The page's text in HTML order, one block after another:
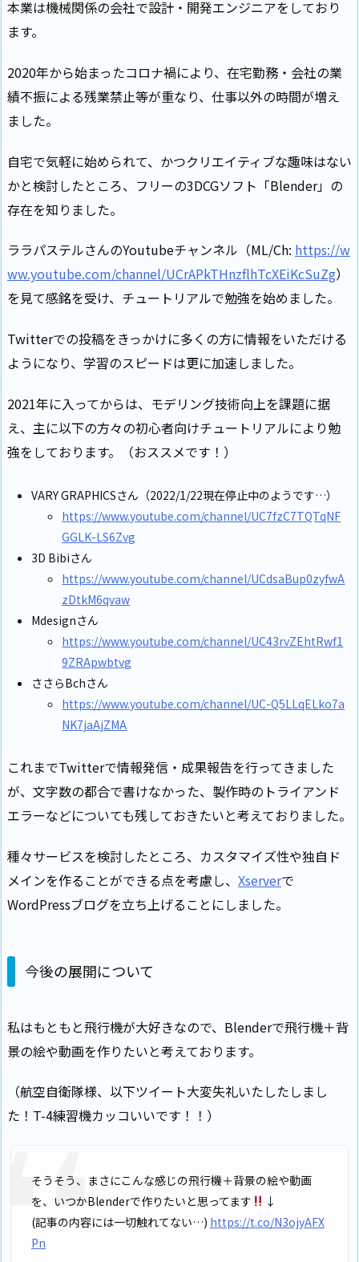
本業は機械関係の会社で設計・開発エンジニアをしており
ます。
2020年から始まったコロナ禍により、在宅勤務・会社の業
績不振による残業禁止等が重なり、仕事以外の時間が増え
ました。
自宅で気軽に始められて、かつクリエイティブな趣味はない
かと検討したところ、フリーの3DCGソフト「Blender」の
存在を知りました。
ララパステルさんのYoutubeチャンネル（ML/Ch: https://w
ww.youtube.com/channel/UCrAPkTHnzflhTcXEiKcSuZg）
を見て感銘を受け、チュートリアルで勉強を始めました。
Twitterでの投稿をきっかけに多くの方に情報をいただける
ようになり、学習のスピードは更に加速しました。
2021年に入ってからは、モデリング技術向上を課題に据
え、主に以下の方々の初心者向けチュートリアルにより勉
強をしております。（おススメです！）
VARY GRAPHICSさん（2022/1/22現在停止中のようです…）
https://www.youtube.com/channel/UC7fzC7TQTqNF
GGLK-LS6Zvg
3D Bibiさん
https://www.youtube.com/channel/UCdsaBup0zyfwA
zDtkM6qvaw
Mdesignさん
https://www.youtube.com/channel/UC43rvZEhtRwf1
9ZRApwbtvg
ささらBchさん
https://www.youtube.com/channel/UC-Q5LLqELko7a
NK7jaAjZMA
これまでTwitterで情報発信・成果報告を行ってきました
が、文字数の都合で書けなかった、製作時のトライアンド
エラーなどについても残しておきたいと考えておりました。
種々サービスを検討したところ、カスタマイズ性や独自ド
メインを作ることができる点を考慮し、 Xserverで
WordPressブログを立ち上げることにしました。
今後の展開について
私はもともと飛行機が大好きなので、Blenderで飛行機＋背
景の絵や動画を作りたいと考えております。
（航空自衛隊様、以下ツイート大変失礼いたしたしまし
た！T-4練習機カッコいいです！！）
そうそう、まさにこんな感じの飛行機＋背景の絵や動画
を、いつかBlenderで作りたいと思ってます
↓
(記事の内容には一切触れてない…) https://t.co/N3ojyAFX
Pn